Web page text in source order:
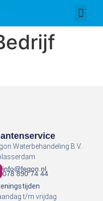
Waterbehandeling B.V.
info@fegon.nl
078 890 74 44
t/m vrijdag